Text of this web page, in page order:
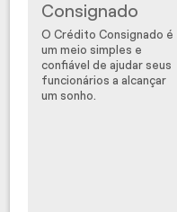
Consignado
O Crédito Consignado é
um meio simples e
confiável de ajudar seus
funcionários a alcançar
um sonho.